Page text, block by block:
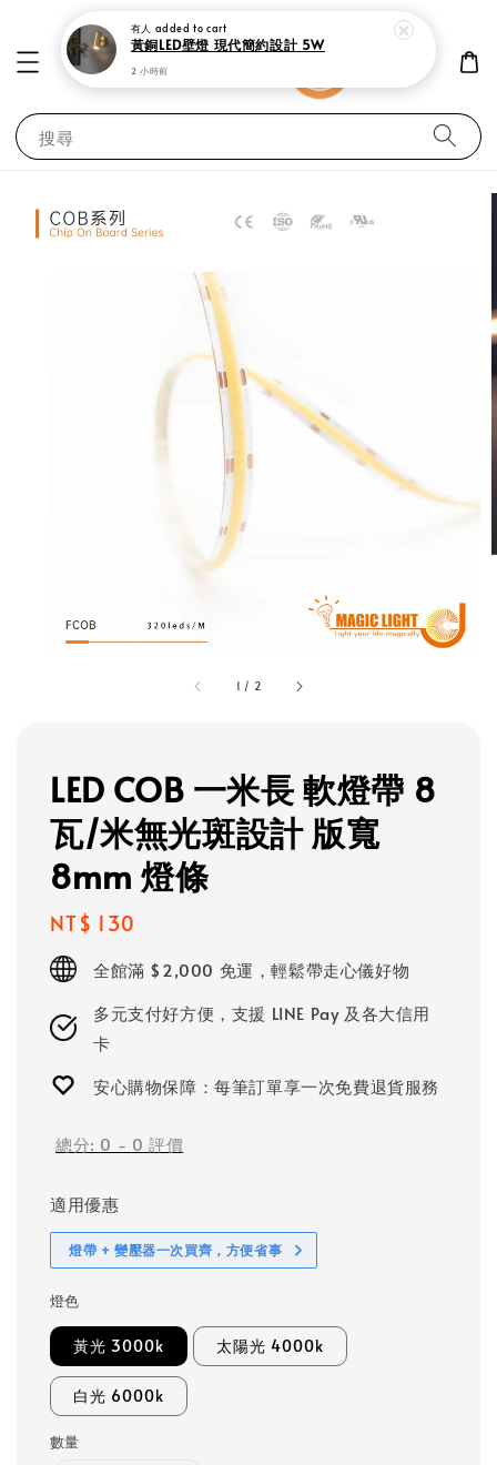
搜尋
1 / 2
LED COB 一米長 軟燈帶 8
瓦/米無光斑設計 版寬
8mm 燈條
Regular
price
NT$ 130
全館滿 $2,000 免運，輕鬆帶走心儀好物
多元支付好方便，支援 LINE Pay 及各大信用
卡
安心購物保障：每筆訂單享一次免費退貨服務
總分: 0 - 0 評價
適用優惠
燈帶 + 變壓器一次買齊，方便省事
燈色
黃光 3000k 太陽光 4000k
白光 6000k
數量
有人 added to cart
黃銅LED壁燈 現代簡約設計 5W
2 小時前